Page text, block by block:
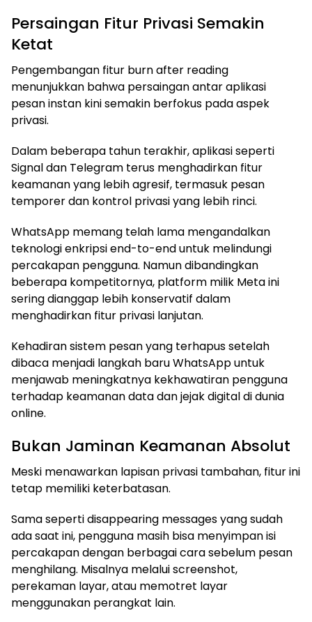
Persaingan Fitur Privasi Semakin
Ketat
Pengembangan fitur burn after reading
menunjukkan bahwa persaingan antar aplikasi
pesan instan kini semakin berfokus pada aspek
privasi.
Dalam beberapa tahun terakhir, aplikasi seperti
Signal dan Telegram terus menghadirkan fitur
keamanan yang lebih agresif, termasuk pesan
temporer dan kontrol privasi yang lebih rinci.
WhatsApp memang telah lama mengandalkan
teknologi enkripsi end-to-end untuk melindungi
percakapan pengguna. Namun dibandingkan
beberapa kompetitornya, platform milik Meta ini
sering dianggap lebih konservatif dalam
menghadirkan fitur privasi lanjutan.
Kehadiran sistem pesan yang terhapus setelah
dibaca menjadi langkah baru WhatsApp untuk
menjawab meningkatnya kekhawatiran pengguna
terhadap keamanan data dan jejak digital di dunia
online.
Bukan Jaminan Keamanan Absolut
Meski menawarkan lapisan privasi tambahan, fitur ini
tetap memiliki keterbatasan.
Sama seperti disappearing messages yang sudah
ada saat ini, pengguna masih bisa menyimpan isi
percakapan dengan berbagai cara sebelum pesan
menghilang. Misalnya melalui screenshot,
perekaman layar, atau memotret layar
menggunakan perangkat lain.